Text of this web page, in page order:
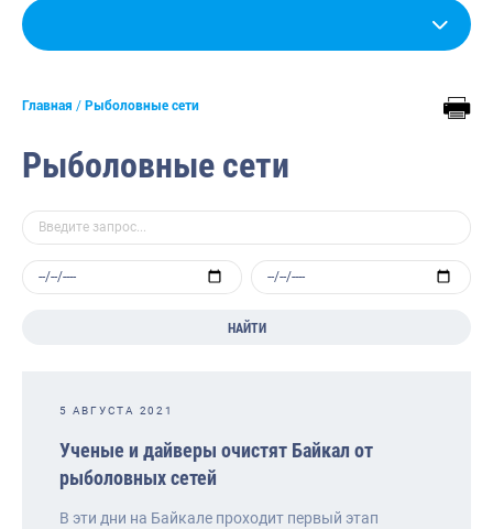
Главная Рыболовные сети
Рыболовные сети
НАЙТИ
5 АВГУСТА 2021
Ученые и дайверы очистят Байкал от
рыболовных сетей
В эти дни на Байкале проходит первый этап